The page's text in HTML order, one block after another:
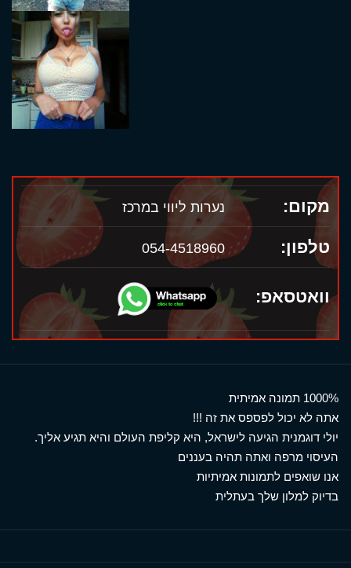
מקום: נערות ליווי במרכז
טלפון: 054-4518960
וואטסאפ:
1000% תמונה אמיתית
אתה לא יכול לפספס את זה !!!
יולי דוגמנית הגיעה לישראל, היא קליפת העולם והיא תגיע אליך.
העיסוי מרפה ואתה תהיה בעננים
אנו שואפים לתמונות אמיתיות
בדיוק למלון שלך בעתלית